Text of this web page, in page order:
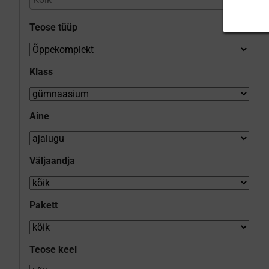
Teose tüüp
Klass
Aine
Väljaandja
Pakett
Teose keel